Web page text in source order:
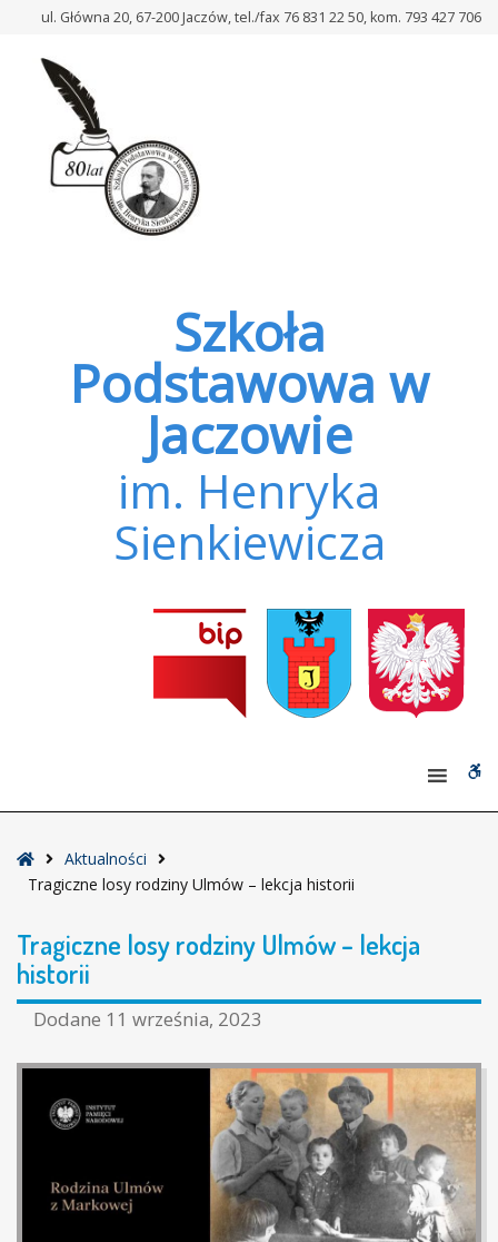
rodziny
ul. Główna 20, 67-200 Jaczów, tel./fax 76 831 22 50, kom. 793 427 706
Szkoła
Podstawowa w
Jaczowie
im. Henryka
Sienkiewicza
Strona
główna
Aktualności
Tragiczne losy rodziny Ulmów – lekcja historii
Tragiczne losy rodziny Ulmów – lekcja
historii
Dodane 11 września, 2023